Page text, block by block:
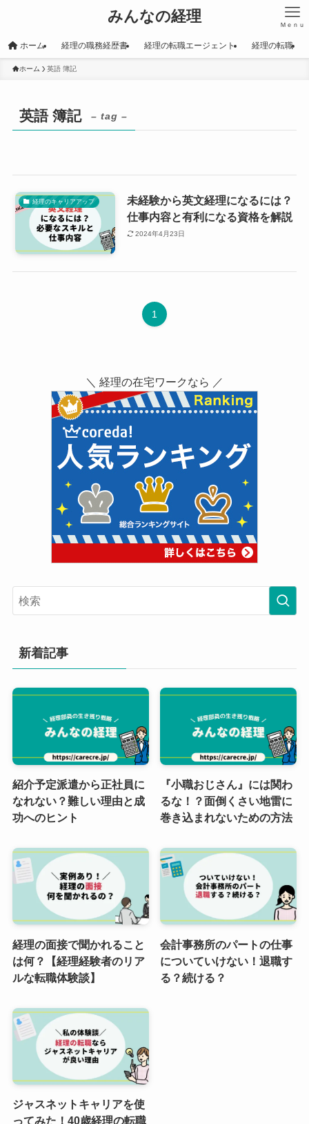
みんなの経理 Ｍｅｎｕ
ホーム 経理の職務経歴書 経理の転職エージェント 経理の転職
ホーム 英語 簿記
英語 簿記 – tag –
経理のキャリアアップ
未経験から英文経理になるには？
仕事内容と有利になる資格を解説
2024年4月23日
1
＼ 経理の在宅ワークなら ／
新着記事
紹介予定派遣から正社員に
なれない？難しい理由と成
功へのヒント
『小職おじさん』には関わ
るな！？面倒くさい地雷に
巻き込まれないための方法
経理の面接で聞かれること
は何？【経理経験者のリア
ルな転職体験談】
会計事務所のパートの仕事
についていけない！退職す
る？続ける？
ジャスネットキャリアを使
ってみた！40歳経理の転職